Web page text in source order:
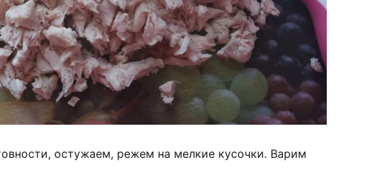
остужаем, режем на мелкие кусочки. Варим